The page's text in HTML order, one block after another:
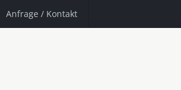
Anfrage / Kontakt